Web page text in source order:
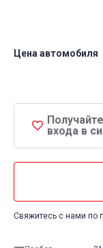
Цена автомобиля
входа в
Свяжитесь с нами по